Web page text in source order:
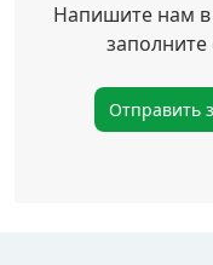
Напишите нам
Отправить